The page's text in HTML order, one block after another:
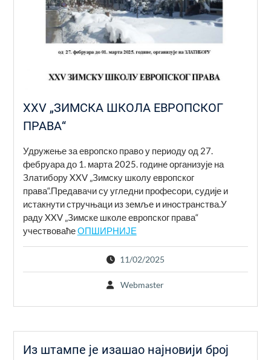
XXV „ЗИМСКA ШКОЛA ЕВРОПСКОГ
ПРАВА“
Удружење за европско право у периоду од 27.
фебруара до 1. марта 2025. године организује на
Златибору XXV „Зимску школу европског
права“.Предавачи су угледни професори, судије и
истакнути стручњаци из земље и иностранства.У
раду XXV „Зимске школе европског права“
учествоваћеОПШИРНИЈЕ
11/02/2025
Webmaster
Из штампе је изашао најновији број